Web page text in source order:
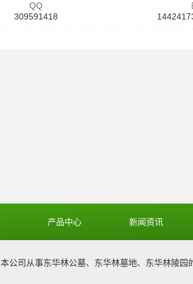
QQ
309591418
产品中心 新闻资讯
本公司从事东华林公墓、 东华林墓地、 东华林陵园